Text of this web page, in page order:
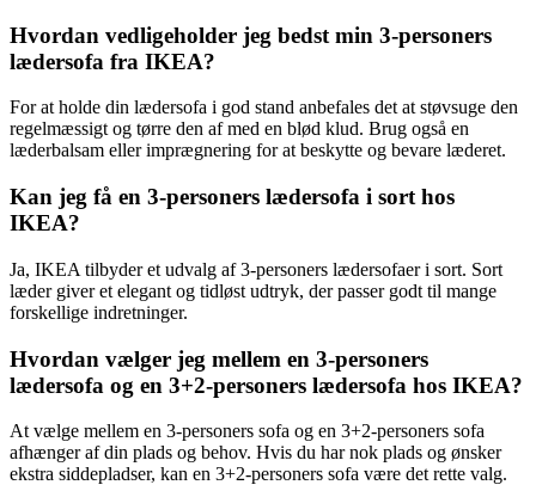
Hvordan vedligeholder jeg bedst min 3-personers
lædersofa fra IKEA?
For at holde din lædersofa i god stand anbefales det at støvsuge den
regelmæssigt og tørre den af med en blød klud. Brug også en
læderbalsam eller imprægnering for at beskytte og bevare læderet.
Kan jeg få en 3-personers lædersofa i sort hos
IKEA?
Ja, IKEA tilbyder et udvalg af 3-personers lædersofaer i sort. Sort
læder giver et elegant og tidløst udtryk, der passer godt til mange
forskellige indretninger.
Hvordan vælger jeg mellem en 3-personers
lædersofa og en 3+2-personers lædersofa hos IKEA?
At vælge mellem en 3-personers sofa og en 3+2-personers sofa
afhænger af din plads og behov. Hvis du har nok plads og ønsker
ekstra siddepladser, kan en 3+2-personers sofa være det rette valg.